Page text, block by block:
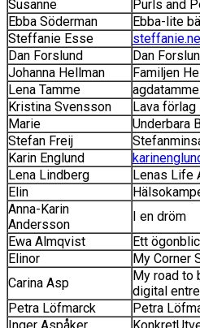
Susanne
Purls and
Ebba Söderman
Ebba-lite
Steffanie Esse
Dan Forslund
Dan
Johanna Hellman
Familjen
Lena Tamme
agdatamme
Kristina Svensson
Lava förlag
Marie
Underbara
Stefan Freij
Karin Englund
Lena Lindberg
Lenas Life
Elin
Anna-Karin
Andersson
I en dröm
Ewa Almqvist
Ett
Elinor
My Corner
Carina Asp
My road to
digital
Petra Löfmarck
Petra
Inger Aspåker